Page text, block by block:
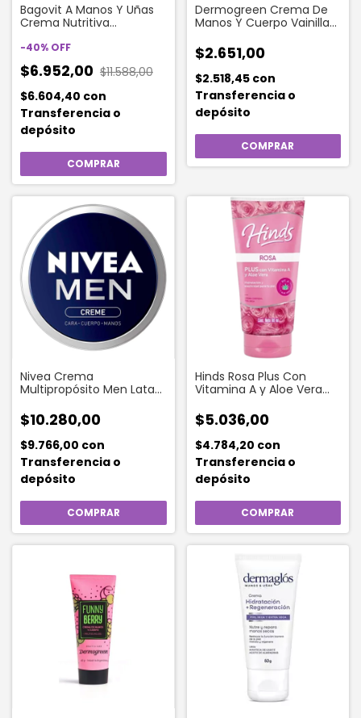
Bagovit A Manos Y Uñas
Crema Nutritiva
-40% OFF
$6.952,00 $11.588,00
$6.604,40 con
Transferencia o
depósito
Dermogreen Crema De
Manos Y Cuerpo Vainilla
$2.651,00
$2.518,45 con
Transferencia o
depósito
Nivea Crema
Multipropósito Men Lata
$10.280,00
$9.766,00 con
Transferencia o
depósito
Hinds Rosa Plus Con
Vitamina A y Aloe Vera
$5.036,00
$4.784,20 con
Transferencia o
depósito